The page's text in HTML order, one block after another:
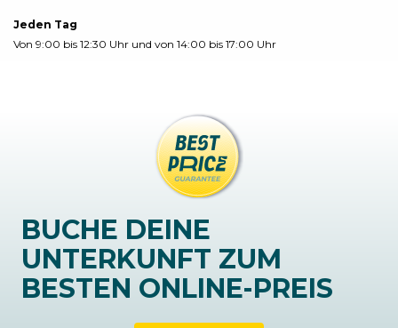
Jeden Tag
Von 9:00 bis 12:30 Uhr und von 14:00 bis 17:00 Uhr
BUCHE DEINE
UNTERKUNFT ZUM
BESTEN ONLINE-PREIS